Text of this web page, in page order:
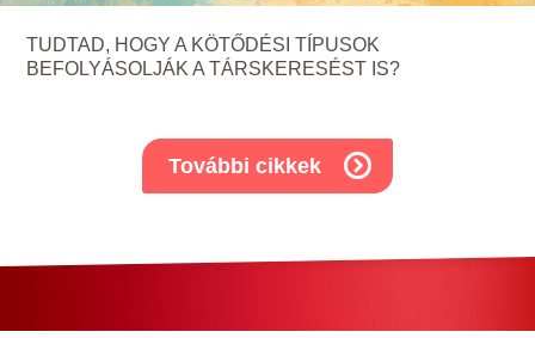
TUDTAD, HOGY A KÖTŐDÉSI TÍPUSOK
BEFOLYÁSOLJÁK A TÁRSKERESÉST IS?
További cikkek